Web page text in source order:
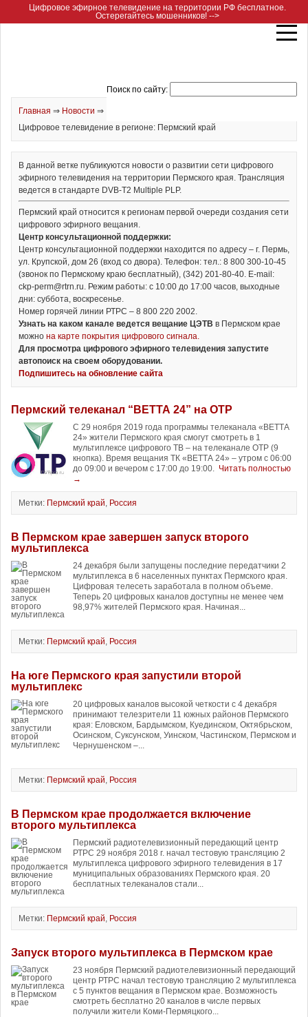
Цифровое эфирное телевидение на территории РФ бесплатное.
Остерегайтесь мошенников! -->
Поиск по сайту:
Главная ⇒ Новости ⇒
Цифровое телевидение в регионе: Пермский край
В данной ветке публикуются новости о развитии сети цифрового
эфирного телевидения на территории Пермского края. Трансляция
ведется в стандарте DVB-T2 Multiple PLP.
Пермский край относится к регионам первой очереди создания сети
цифрового эфирного вещания.
Центр консультационной поддержки:
Центр консультационной поддержки находится по адресу – г. Пермь,
ул. Крупской, дом 26 (вход со двора). Телефон: тел.: 8 800 300-10-45
(звонок по Пермскому краю бесплатный), (342) 201-80-40. E-mail:
ckp-perm@rtrn.ru. Режим работы: с 10:00 до 17:00 часов, выходные
дни: суббота, воскресенье.
Номер горячей линии РТРС – 8 800 220 2002.
Узнать на каком канале ведется вещание ЦЭТВ в Пермском крае
можно на карте покрытия цифрового сигнала.
Для просмотра цифрового эфирного телевидения запустите
автопоиск на своем оборудовании.
Подпишитесь на обновление сайта
Пермский телеканал “ВЕТТА 24” на ОТР
С 29 ноября 2019 года программы телеканала «ВЕТТА
24» жители Пермского края смогут смотреть в 1
мультиплексе цифрового ТВ – на телеканале ОТР (9
кнопка). Время вещания ТК «ВЕТТА 24» – утром с 06:00
до 09:00 и вечером с 17:00 до 19:00. Читать полностью
→
Метки: Пермский край, Россия
В Пермском крае завершен запуск второго
мультиплекса
24 декабря были запущены последние передатчики 2
мультиплекса в 6 населенных пунктах Пермского края.
Цифровая телесеть заработала в полном объеме.
Теперь 20 цифровых каналов доступны не менее чем
98,97% жителей Пермского края. Начиная...
Метки: Пермский край, Россия
На юге Пермского края запустили второй
мультиплекс
20 цифровых каналов высокой четкости с 4 декабря
принимают телезрители 11 южных районов Пермского
края: Еловском, Бардымском, Куединском, Октябрьском,
Осинском, Суксунском, Уинском, Частинском, Пермском и
Чернушенском –...
Метки: Пермский край, Россия
В Пермском крае продолжается включение
второго мультиплекса
Пермский радиотелевизионный передающий центр
РТРС 29 ноября 2018 г. начал тестовую трансляцию 2
мультиплекса цифрового эфирного телевидения в 17
муниципальных образованиях Пермского края. 20
бесплатных телеканалов стали...
Метки: Пермский край, Россия
Запуск второго мультиплекса в Пермском крае
23 ноября Пермский радиотелевизионный передающий
центр РТРС начал тестовую трансляцию 2 мультиплекса
с 5 пунктов вещания в Пермском крае. Возможность
смотреть бесплатно 20 каналов в числе первых
получили жители Коми-Пермяцкого...